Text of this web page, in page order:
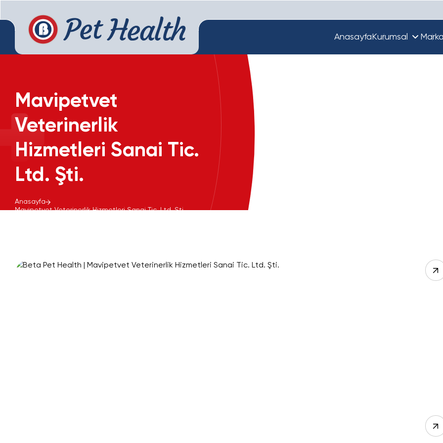
Anasayfa Kurumsal
Mavipetvet
Veterinerlik
Hizmetleri Sanai Tic.
Ltd. Şti.
Anasayfa
Mavipetvet Veterinerlik Hizmetleri Sanai Tic. Ltd. Şti.